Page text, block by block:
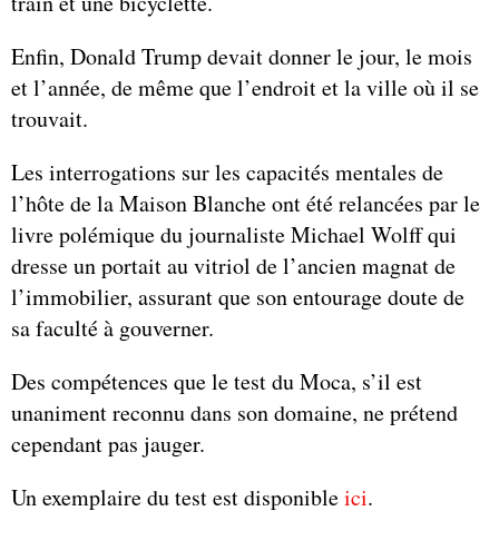
Enfin, Donald Trump devait donner le jour, le mois
et l’année, de même que l’endroit et la ville où il se
trouvait.
Les interrogations sur les capacités mentales de
l’hôte de la Maison Blanche ont été relancées par le
livre polémique du journaliste Michael Wolff qui
dresse un portait au vitriol de l’ancien magnat de
l’immobilier, assurant que son entourage doute de
sa faculté à gouverner.
Des compétences que le test du Moca, s’il est
unaniment reconnu dans son domaine, ne prétend
cependant pas jauger.
Un exemplaire du test est disponibleici.